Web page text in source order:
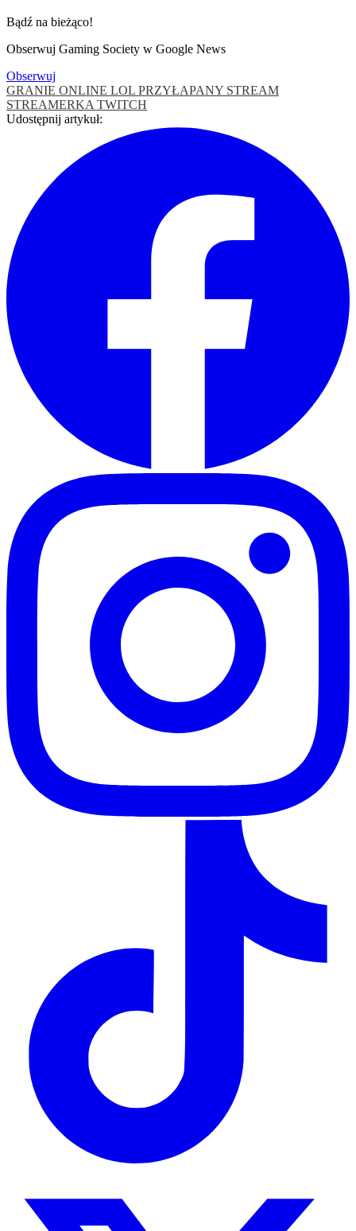
Bądź na bieżąco!
Obserwuj Gaming Society w Google News
Obserwuj
GRANIE ONLINE LOL PRZYŁAPANY STREAM
STREAMERKA TWITCH
Udostępnij artykuł: